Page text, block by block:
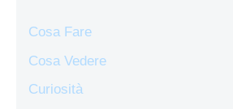
Cosa Fare
Cosa Vedere
Curiosità